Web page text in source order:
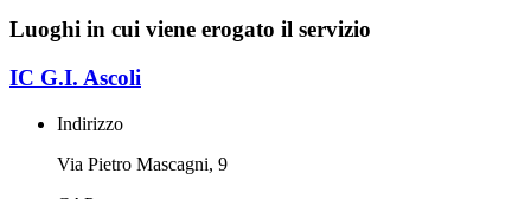
Luoghi in cui viene erogato il servizio
IC G.I. Ascoli
Indirizzo
Via Pietro Mascagni, 9